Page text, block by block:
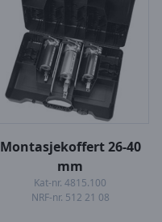
Montasjekoffert 26-40
mm
Kat-nr. 4815.100
NRF-nr. 512 21 08